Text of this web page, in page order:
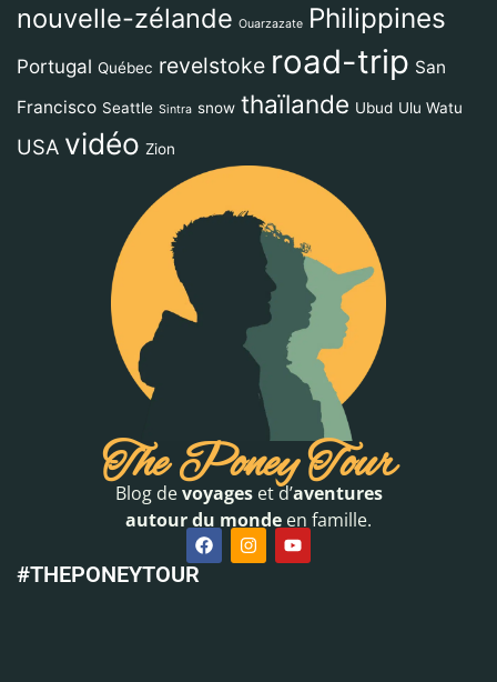
nouvelle-zélande Ouarzazate Philippines
Portugal Québec revelstoke road-trip San
Francisco Seattle Sintra snow thaïlande Ubud Ulu Watu
USA vidéo Zion
The Poney Tour
Blog devoyageset d’aventures
autour du monde en famille.
#THEPONEYTOUR